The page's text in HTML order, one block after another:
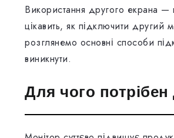
Використання другого екрана —
цікавить, як підключити другий
розглянемо основні способи
виникнути.
Для чого